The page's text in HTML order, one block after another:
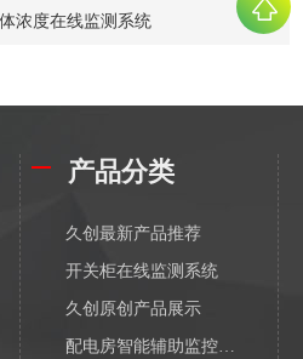
浓度在线监测系统
产品分类
久创最新产品推荐
开关柜在线监测系统
久创原创产品展示
配电房智能辅助监控系统